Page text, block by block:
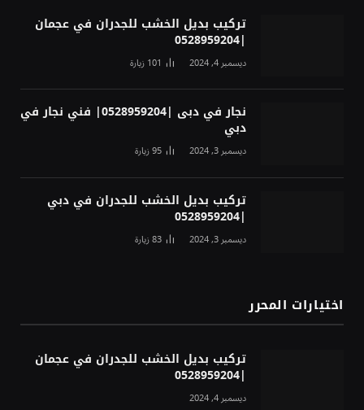
تركيب بديل الخشب للجدران في عجمان
|0528959204
ديسمبر 4, 2024 101زيارة
نجار في دبى |0528959204| فني نجار في
دبي
ديسمبر 3, 2024 95زيارة
تركيب بديل الخشب للجدران في دبي
|0528959204
ديسمبر 3, 2024 83زيارة
اختيارات المحرر
تركيب بديل الخشب للجدران في عجمان
|0528959204
ديسمبر 4, 2024